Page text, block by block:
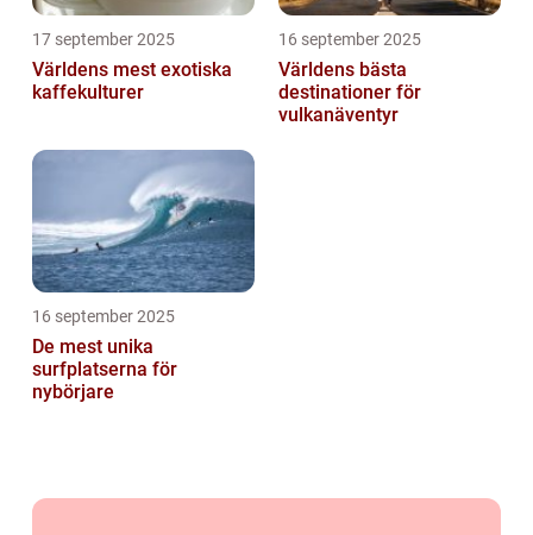
17 september 2025
Världens mest exotiska
kaffekulturer
16 september 2025
Världens bästa
destinationer för
vulkanäventyr
16 september 2025
De mest unika
surfplatserna för
nybörjare